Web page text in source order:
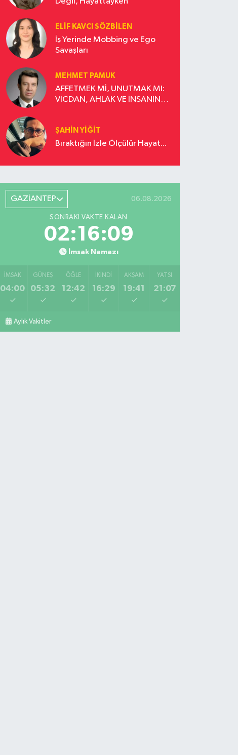
ELIF KAVCI SÖZBILEN
İş Yerinde Mobbing ve Ego
Savaşları
MEHMET PAMUK
AFFETMEK Mİ, UNUTMAK MI:
VİCDAN, AHLAK VE İNSANIN
ŞAHIN YIĞIT
Bıraktığın İzle Ölçülür Hayat...
GAZİANTEP 06.08.2026
SONRAKI VAKTE KALAN
02:16:08
İmsak Namazı
İMSAK
04:00
GÜNEŞ
05:32
ÖĞLE
12:42
İKINDI
16:29
AKŞAM
19:41
YATSI
21:07
Aylık Vakitler